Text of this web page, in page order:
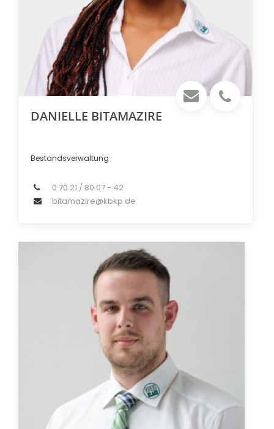
DANIELLE BITAMAZIRE
Bestandsverwaltung
0 70 21 / 80 07 - 42
bitamazire@kbkp.de